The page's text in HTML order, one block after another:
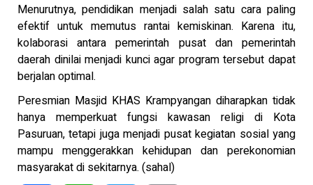
Menurutnya, pendidikan menjadi salah satu cara paling
efektif untuk memutus rantai kemiskinan. Karena itu,
kolaborasi antara pemerintah pusat dan pemerintah
daerah dinilai menjadi kunci agar program tersebut dapat
berjalan optimal.
Peresmian Masjid KHAS Krampyangan diharapkan tidak
hanya memperkuat fungsi kawasan religi di Kota
Pasuruan, tetapi juga menjadi pusat kegiatan sosial yang
mampu menggerakkan kehidupan dan perekonomian
masyarakat di sekitarnya. (sahal)